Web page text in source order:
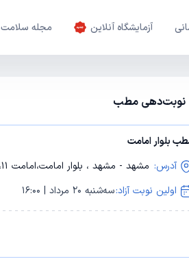
آزمایشگاه آنلاین مجله سلامت
نوبت‌دهی مطب
بلوار امامت
آدرس: مشهد - مشهد ، بلوار امامت،امامت 11،پلاک 55،مرکز مشاوره پیوند
اولین نوبت آزاد:سه‌شنبه 20 مرداد | 16:00